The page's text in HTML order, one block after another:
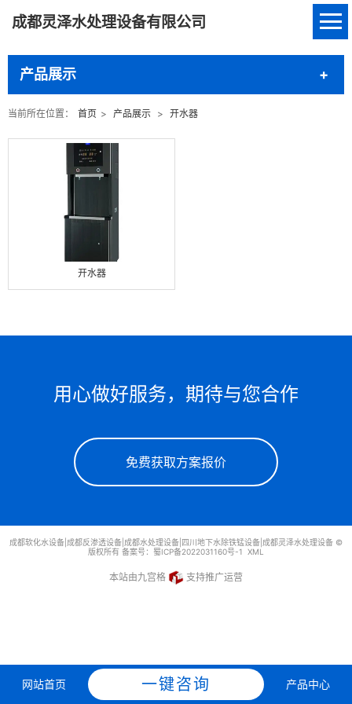
成都灵泽水处理设备有限公司
产品展示
当前所在位置： 首页 > 产品展示 > 开水器
开水器
用心做好服务，期待与您合作
免费获取方案报价
成都软化水设备|成都反渗透设备|成都水处理设备|四川地下水除铁锰设备|成都灵泽水处理设备 ©
版权所有 备案号： 蜀ICP备2022031160号-1 XML
本站由九宫格 支持推广运营
网站首页 一键咨询 产品中心